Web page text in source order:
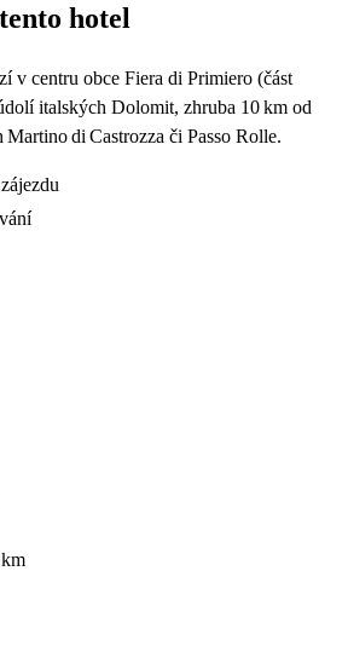
27 28
hotel
v centru obce Fiera di Primiero (část
italských Dolomit, zhruba 10 km od
Martino di Castrozza či Passo Rolle.